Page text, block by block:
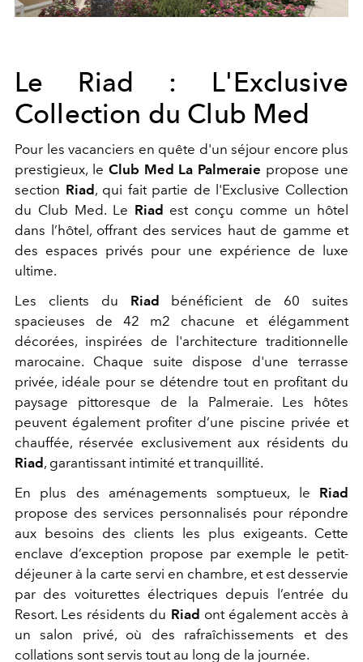
Le Riad : L'Exclusive
Collection du Club Med
Pour les vacanciers en quête d'un séjour encore plus
prestigieux, le Club Med La Palmeraie propose une
section Riad, qui fait partie de l'Exclusive Collection
du Club Med. Le Riad est conçu comme un hôtel
dans l’hôtel, offrant des services haut de gamme et
des espaces privés pour une expérience de luxe
ultime.
Les clients du Riad bénéficient de 60 suites
spacieuses de 42 m2 chacune et élégamment
décorées, inspirées de l'architecture traditionnelle
marocaine. Chaque suite dispose d'une terrasse
privée, idéale pour se détendre tout en profitant du
paysage pittoresque de la Palmeraie. Les hôtes
peuvent également profiter d’une piscine privée et
chauffée, réservée exclusivement aux résidents du
Riad, garantissant intimité et tranquillité.
En plus des aménagements somptueux, le Riad
propose des services personnalisés pour répondre
aux besoins des clients les plus exigeants. Cette
enclave d’exception propose par exemple le petit-
déjeuner à la carte servi en chambre, et est desservie
par des voiturettes électriques depuis l’entrée du
Resort. Les résidents du Riad ont également accès à
un salon privé, où des rafraîchissements et des
collations sont servis tout au long de la journée.